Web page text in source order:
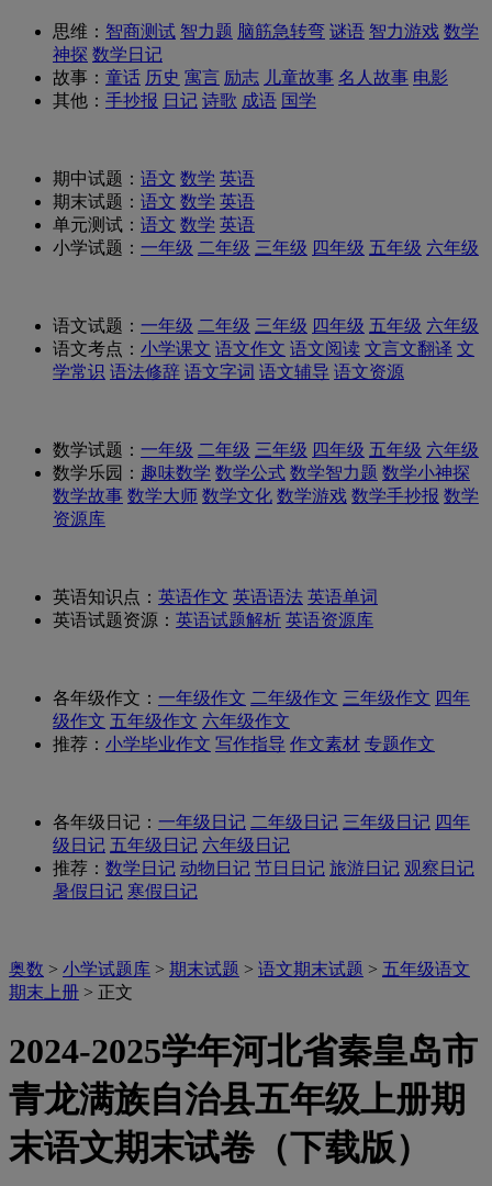
思维： 智商测试 智力题 脑筋急转弯 谜语 智力游戏 数学
神探 数学日记
故事： 童话 历史 寓言 励志 儿童故事 名人故事 电影
其他： 手抄报 日记 诗歌 成语 国学
期中试题： 语文 数学 英语
期末试题： 语文 数学 英语
单元测试： 语文 数学 英语
小学试题： 一年级 二年级 三年级 四年级 五年级 六年级
语文试题： 一年级 二年级 三年级 四年级 五年级 六年级
语文考点： 小学课文 语文作文 语文阅读 文言文翻译 文
学常识 语法修辞 语文字词 语文辅导 语文资源
数学试题： 一年级 二年级 三年级 四年级 五年级 六年级
数学乐园： 趣味数学 数学公式 数学智力题 数学小神探
数学故事 数学大师 数学文化 数学游戏 数学手抄报 数学
资源库
英语知识点： 英语作文 英语语法 英语单词
英语试题资源： 英语试题解析 英语资源库
各年级作文： 一年级作文 二年级作文 三年级作文 四年
级作文 五年级作文 六年级作文
推荐： 小学毕业作文 写作指导 作文素材 专题作文
各年级日记： 一年级日记 二年级日记 三年级日记 四年
级日记 五年级日记 六年级日记
推荐： 数学日记 动物日记 节日日记 旅游日记 观察日记
暑假日记 寒假日记
奥数 > 小学试题库 > 期末试题 > 语文期末试题 > 五年级语文
期末上册 > 正文
2024-2025学年河北省秦皇岛市
青龙满族自治县五年级上册期
末语文期末试卷（下载版）